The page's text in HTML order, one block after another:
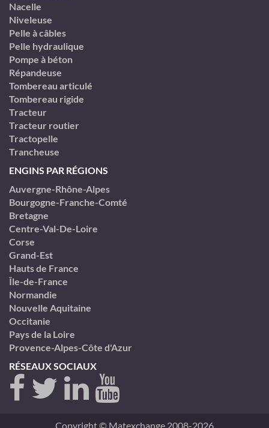
Nacelle
Niveleuse
Pelle à câbles
Pelle hydraulique
Pompe à béton
Répandeuse
Tombereau articulé
Tombereau rigide
Tracteur
Tracteur routier
Tractopelle
Trancheuse
ENGINS PAR RÉGIONS
Auvergne-Rhône-Alpes
Bourgogne-Franche-Comté
Bretagne
Centre-Val-De-Loire
Corse
Grand-Est
Hauts de France
Île-de-France
Normandie
Nouvelle Aquitaine
Occitanie
Pays de la Loire
Provence-Alpes-Côte d'Azur
RÉSEAUX SOCIAUX
Copyright © Matexchange 2008-2026